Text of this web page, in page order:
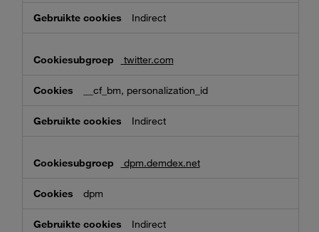
Indirect
twitter.com
__cf_bm, personalization_id
Indirect
dpm.demdex.net
dpm
Indirect